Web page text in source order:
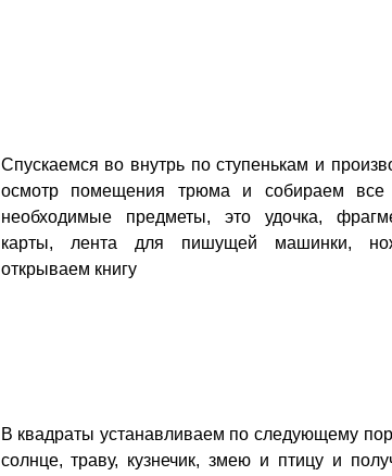
Спускаемся во внутрь по ступенькам и
осмотр помещения трюма и собираем
необходимые предметы, это удочка,
карты, лента для пишущей машинки,
открываем книгу
В квадраты устанавливаем по следующему
солнце, траву, кузнечик, змею и птицу и